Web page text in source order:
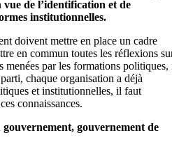
vue de l’identification et de
institutionnelles.
doivent mettre en place un cadre
en commun toutes les réflexions
menées par les formations politiques,
chaque organisation a déjà
et institutionnelles, il faut
connaissances.
gouvernement de